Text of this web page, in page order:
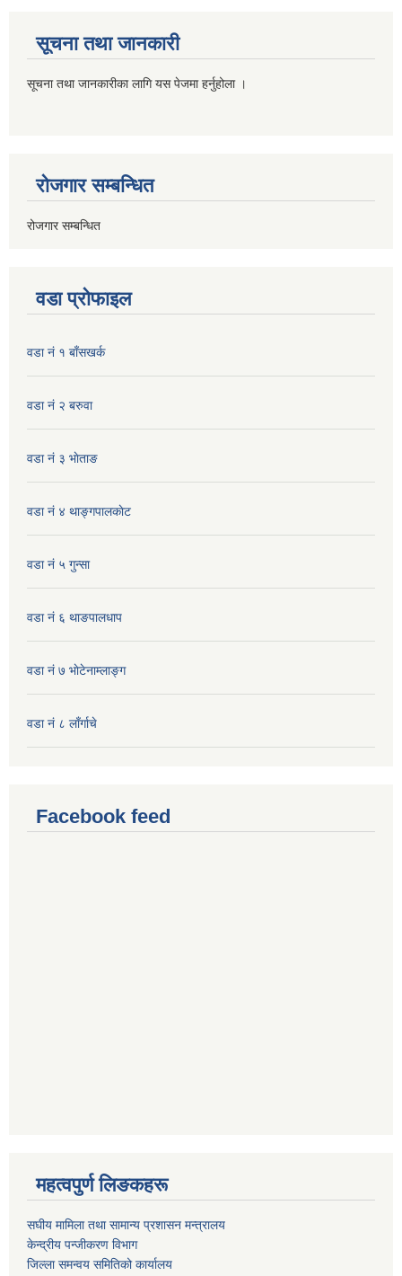
सूचना तथा जानकारी
सूचना तथा जानकारीका लागि यस पेजमा हर्नुहोला ।
रोजगार सम्बन्धित
रोजगार सम्बन्धित
वडा प्रोफाइल
वडा नं १ बाँसखर्क
वडा नं २ बरुवा
वडा नं ३ भाेताङ
वडा नं ४ थाङ्गपालकाेट
वडा नं ५ गुन्सा
वडा नं ६ थाङपालधाप
वडा नं ७ भाेटेनाम्लाङ्ग
वडा नं ८ लाँर्गाचे
Facebook feed
महत्वपुर्ण लिङकहरू
स‌घीय मामिला तथा सामान्य प्रशासन मन्त्रालय
केन्द्रीय पन्जीकरण विभाग
जिल्ला समन्वय समितिको कार्यालय